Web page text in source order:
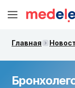
Главная